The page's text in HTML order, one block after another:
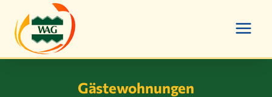
Inhalt
springen
Gästewohnungen